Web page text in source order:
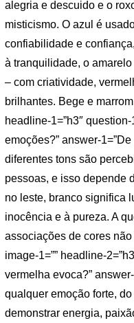
alegria e descuido e o
misticismo. O azul é
confiabilidade e
à tranquilidade, o
– com criatividade,
brilhantes. Bege e
headline-1=”h3″
emoções?” answer-
diferentes tons são
pessoas, e isso depende
no leste, branco significa
inocência e à pureza. A
associações de cores
image-1=”” headline-
vermelha evoca?”
qualquer emoção forte,
demonstrar energia,